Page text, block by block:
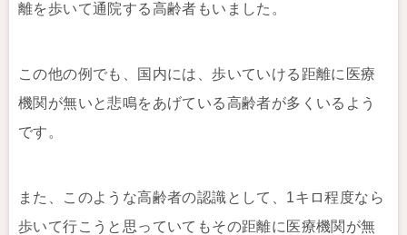
離を歩いて通院する高齢者もいました。
この他の例でも、国内には、歩いていける距離に医療
機関が無いと悲鳴をあげている高齢者が多くいるよう
です。
また、このような高齢者の認識として、1キロ程度なら
歩いて行こうと思っていてもその距離に医療機関が無